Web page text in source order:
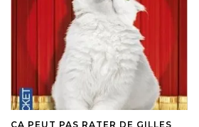
ÇA PEUT PAS RATER DE GILLES